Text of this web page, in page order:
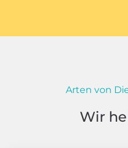
Arten von
Wir